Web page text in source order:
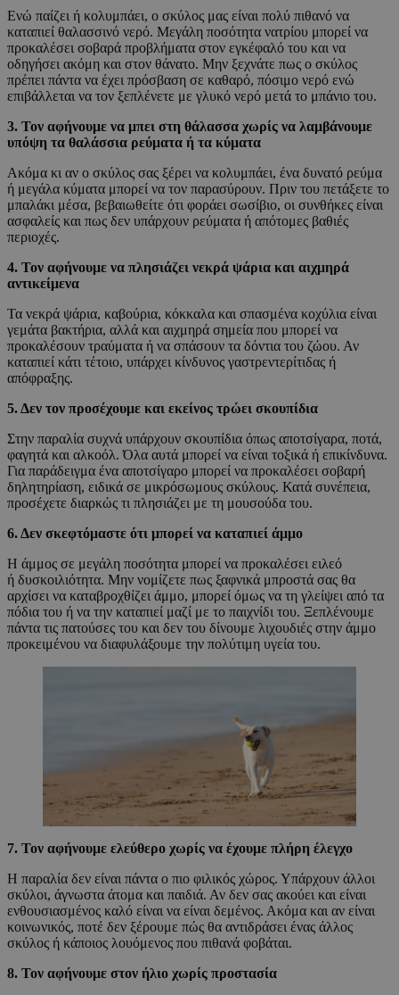
Ενώ παίζει ή κολυμπάει, ο σκύλος μας είναι πολύ πιθανό να
καταπιεί θαλασσινό νερό. Μεγάλη ποσότητα νατρίου μπορεί να
προκαλέσει σοβαρά προβλήματα στον εγκέφαλό του και να
οδηγήσει ακόμη και στον θάνατο. Μην ξεχνάτε πως ο σκύλος
πρέπει πάντα να έχει πρόσβαση σε καθαρό, πόσιμο νερό ενώ
επιβάλλεται να τον ξεπλένετε με γλυκό νερό μετά το μπάνιο του.
3. Τον αφήνουμε να μπει στη θάλασσα χωρίς να λαμβάνουμε
υπόψη τα θαλάσσια ρεύματα ή τα κύματα
Ακόμα κι αν ο σκύλος σας ξέρει να κολυμπάει, ένα δυνατό ρεύμα
ή μεγάλα κύματα μπορεί να τον παρασύρουν. Πριν του πετάξετε το
μπαλάκι μέσα, βεβαιωθείτε ότι φοράει σωσίβιο, οι συνθήκες είναι
ασφαλείς και πως δεν υπάρχουν ρεύματα ή απότομες βαθιές
περιοχές.
4. Τον αφήνουμε να πλησιάζει νεκρά ψάρια και αιχμηρά
αντικείμενα
Τα νεκρά ψάρια, καβούρια, κόκκαλα και σπασμένα κοχύλια είναι
γεμάτα βακτήρια, αλλά και αιχμηρά σημεία που μπορεί να
προκαλέσουν τραύματα ή να σπάσουν τα δόντια του ζώου. Αν
καταπιεί κάτι τέτοιο, υπάρχει κίνδυνος γαστρεντερίτιδας ή
απόφραξης.
5. Δεν τον προσέχουμε και εκείνος τρώει σκουπίδια
Στην παραλία συχνά υπάρχουν σκουπίδια όπως αποτσίγαρα, ποτά,
φαγητά και αλκοόλ. Όλα αυτά μπορεί να είναι τοξικά ή επικίνδυνα.
Για παράδειγμα ένα αποτσίγαρο μπορεί να προκαλέσει σοβαρή
δηλητηρίαση, ειδικά σε μικρόσωμους σκύλους. Κατά συνέπεια,
προσέχετε διαρκώς τι πλησιάζει με τη μουσούδα του.
6. Δεν σκεφτόμαστε ότι μπορεί να καταπιεί άμμο
Η άμμος σε μεγάλη ποσότητα μπορεί να προκαλέσει ειλεό
ή δυσκοιλιότητα. Μην νομίζετε πως ξαφνικά μπροστά σας θα
αρχίσει να καταβροχθίζει άμμο, μπορεί όμως να τη γλείψει από τα
πόδια του ή να την καταπιεί μαζί με το παιχνίδι του. Ξεπλένουμε
πάντα τις πατούσες του και δεν του δίνουμε λιχουδιές στην άμμο
προκειμένου να διαφυλάξουμε την πολύτιμη υγεία του.
7. Τον αφήνουμε ελεύθερο χωρίς να έχουμε πλήρη έλεγχο
Η παραλία δεν είναι πάντα ο πιο φιλικός χώρος. Υπάρχουν άλλοι
σκύλοι, άγνωστα άτομα και παιδιά. Αν δεν σας ακούει και είναι
ενθουσιασμένος καλό είναι να είναι δεμένος. Ακόμα και αν είναι
κοινωνικός, ποτέ δεν ξέρουμε πώς θα αντιδράσει ένας άλλος
σκύλος ή κάποιος λουόμενος που πιθανά φοβάται.
8. Τον αφήνουμε στον ήλιο χωρίς προστασία